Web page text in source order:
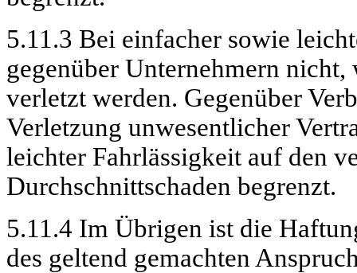
5.11.3 Bei einfacher sowie
gegenüber Unternehmern
verletzt werden. Gegenüber
Verletzung unwesentlicher
leichter Fahrlässigkeit auf den
Durchschnittschaden begrenzt.
5.11.4 Im Übrigen ist die
des geltend gemachten